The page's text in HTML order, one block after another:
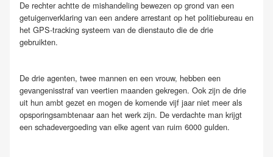
De rechter achtte de mishandeling bewezen op grond van een
getuigenverklaring van een andere arrestant op het politiebureau en
het GPS-tracking systeem van de dienstauto die de drie
gebruikten.
De drie agenten, twee mannen en een vrouw, hebben een
gevangenisstraf van veertien maanden gekregen. Ook zijn de drie
uit hun ambt gezet en mogen de komende vijf jaar niet meer als
opsporingsambtenaar aan het werk zijn. De verdachte man krijgt
een schadevergoeding van elke agent van ruim 6000 gulden.